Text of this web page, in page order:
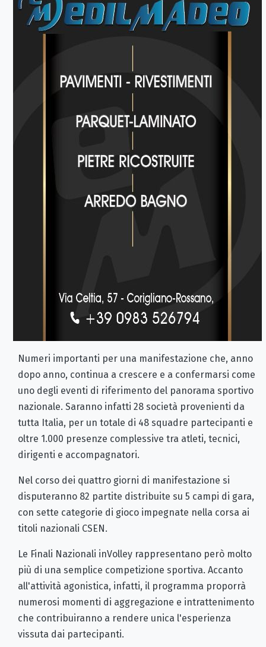
Numeri importanti per una manifestazione che, anno
dopo anno, continua a crescere e a confermarsi come
uno degli eventi di riferimento del panorama sportivo
nazionale. Saranno infatti 28 società provenienti da
tutta Italia, per un totale di 48 squadre partecipanti e
oltre 1.000 presenze complessive tra atleti, tecnici,
dirigenti e accompagnatori.
Nel corso dei quattro giorni di manifestazione si
disputeranno 82 partite distribuite su 5 campi di gara,
con sette categorie di gioco impegnate nella corsa ai
titoli nazionali CSEN.
Le Finali Nazionali inVolley rappresentano però molto
più di una semplice competizione sportiva. Accanto
all'attività agonistica, infatti, il programma proporrà
numerosi momenti di aggregazione e intrattenimento
che contribuiranno a rendere unica l'esperienza
vissuta dai partecipanti.